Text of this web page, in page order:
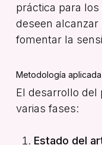
práctica para
deseen
fomentar la
Metodología aplicada
El desarrollo del
varias fases:
Estado del